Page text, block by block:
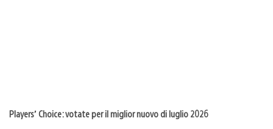
Players’ Choice: votate per il miglior nuovo di luglio 2026